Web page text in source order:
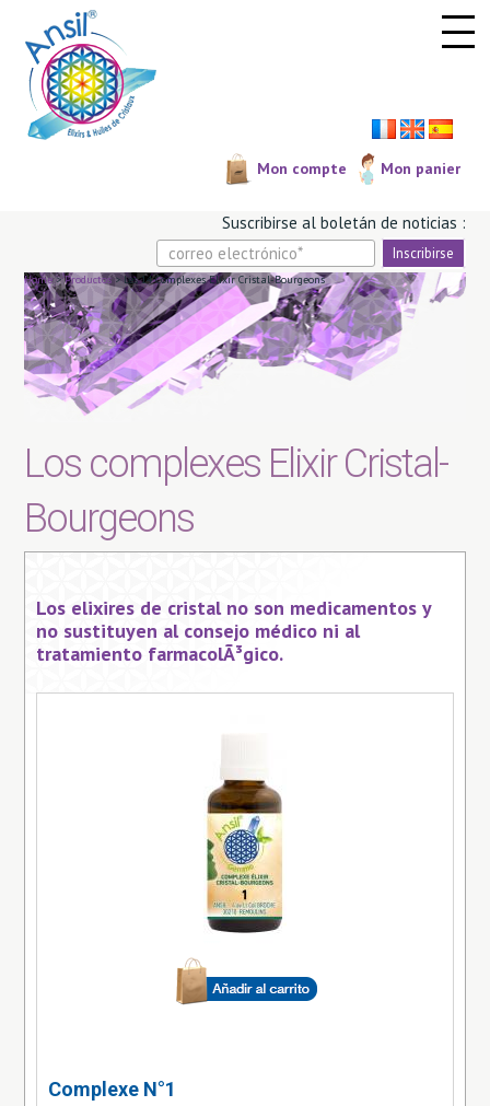
Mon compte Mon panier
Suscribirse al boletá­n de noticias :
Home > Productos > Les 14 Complexes Elixir Cristal-Bourgeons
Los complexes Elixir Cristal-
Bourgeons
Los elixires de cristal no son medicamentos y
no sustituyen al consejo médico ni al
tratamiento farmacolÃ³gico.
Complexe N°1
Panel de gestión de cookies